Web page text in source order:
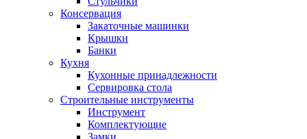
Консервация
Закаточные машинки
Крышки
Банки
Кухня
Кухонные принадлежности
Сервировка стола
Строительные инструменты
Инструмент
Комплектующие
Замки